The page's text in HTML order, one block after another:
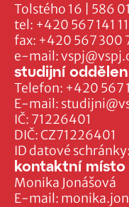
Tolstého 16 | 586
tel: +420 567 141
fax: +420 567 300
e-mail:
IČ: 71226401
DIČ: CZ71226401
ID datové
studijní
Telefon: +420 567
E-mail:
kontaktní
Monika Jonášová
E-mail: